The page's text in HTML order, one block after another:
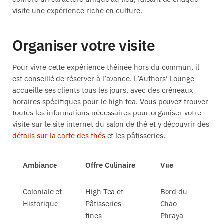
visite une expérience riche en culture.
Organiser votre visite
Pour vivre cette expérience théinée hors du commun, il
est conseillé de réserver à l’avance. L’Authors’ Lounge
accueille ses clients tous les jours, avec des créneaux
horaires spécifiques pour le high tea. Vous pouvez trouver
toutes les informations nécessaires pour organiser votre
visite sur le site internet du salon de thé et y découvrir des
détails sur la carte des thés et les pâtisseries.
Ambiance Offre Culinaire Vue
Coloniale et
Historique
High Tea et
Pâtisseries
fines
Bord du
Chao
Phraya